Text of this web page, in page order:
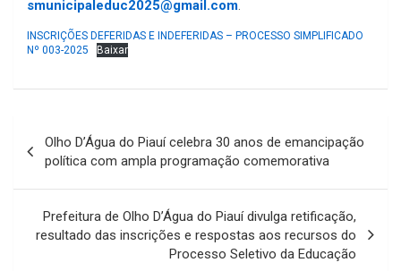
smunicipaleduc2025@gmail.com.
INSCRIÇÕES DEFERIDAS E INDEFERIDAS – PROCESSO SIMPLIFICADO
Nº 003-2025
Baixar
Navegação
de
Post
Olho D’Água do Piauí celebra 30 anos de emancipação
política com ampla programação comemorativa
Prefeitura de Olho D’Água do Piauí divulga retificação,
resultado das inscrições e respostas aos recursos do
Processo Seletivo da Educação